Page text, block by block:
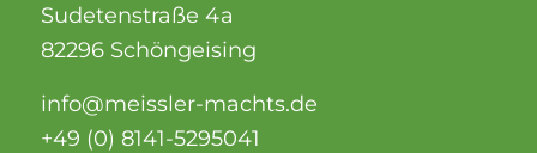
Sudetenstraße 4a
82296 Schöngeising
info@meissler-machts.de
+49 (0) 8141-5295041